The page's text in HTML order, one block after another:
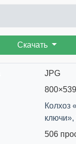
Скачать
JPG
800×539
Колхоз
ключи»,
506